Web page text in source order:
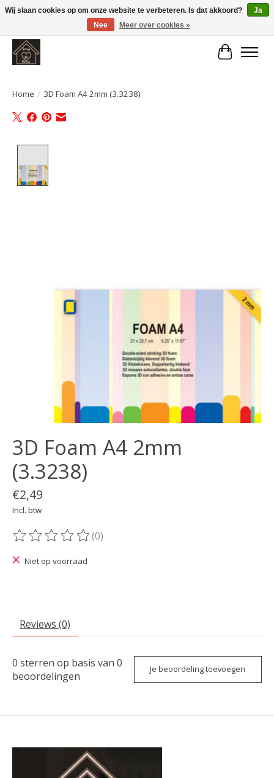
Large selection of products and fast shipping!
Home / 3D Foam A4 2mm (3.3238)
3D Foam A4 2mm
(3.3238)
€2,49
Incl. btw
De beoordeling van dit product is
(0)
Niet op voorraad
Reviews (0)
0 sterren op basis van 0
beoordelingen
Je beoordeling toevoegen
Wij slaan cookies op om onze website te verbeteren. Is dat akkoord?
Ja
Nee
Meer over cookies »